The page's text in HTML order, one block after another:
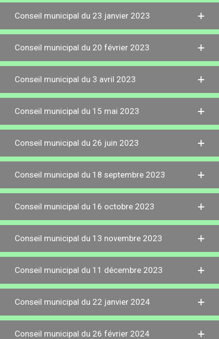
Conseil municipal du 23 janvier 2023
Conseil municipal du 20 février 2023
Conseil municipal du 3 avril 2023
Conseil municipal du 15 mai 2023
Conseil municipal du 26 juin 2023
Conseil municipal du 18 septembre 2023
Conseil municipal du 16 octobre 2023
Conseil municipal du 13 novembre 2023
Conseil municipal du 11 décembre 2023
Conseil municipal du 22 janvier 2024
Conseil municipal du 26 février 2024